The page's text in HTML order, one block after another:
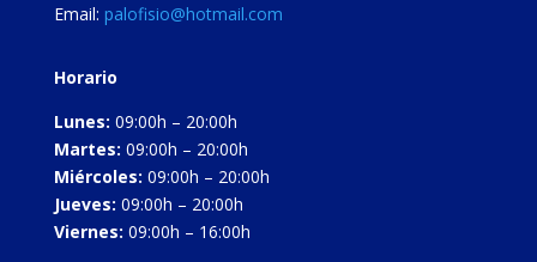
Email: palofisio@hotmail.com
Horario
Lunes: 09:00h – 20:00h
Martes: 09:00h – 20:00h
Miércoles: 09:00h – 20:00h
Jueves: 09:00h – 20:00h
Viernes: 09:00h – 16:00h